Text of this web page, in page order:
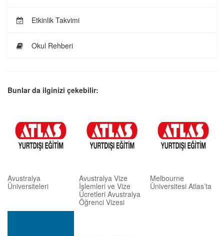
Etkinlik Takvimi
Okul Rehberi
Bunlar da ilginizi çekebilir:
Avustralya
Üniversiteleri
Avustralya Vize
İşlemleri ve Vize
Ücretleri Avustralya
Öğrenci Vizesi
Melbourne
Üniversitesi Atlas’ta